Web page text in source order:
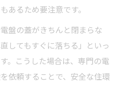
あるため要注意です。
盤の蓋がきちんと閉まらな
してもすぐに落ちる」といっ
。こうした場合は、専門の電
依頼することで、安全な住環